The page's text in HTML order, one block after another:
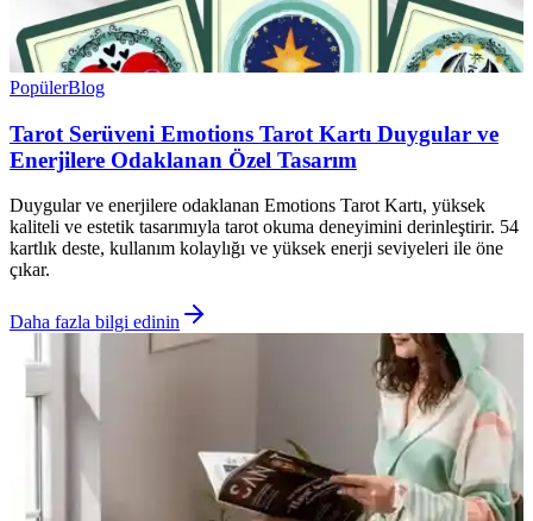
PopülerBlog
Tarot Serüveni Emotions Tarot Kartı Duygular ve
Enerjilere Odaklanan Özel Tasarım
Duygular ve enerjilere odaklanan Emotions Tarot Kartı, yüksek
kaliteli ve estetik tasarımıyla tarot okuma deneyimini derinleştirir. 54
kartlık deste, kullanım kolaylığı ve yüksek enerji seviyeleri ile öne
çıkar.
Daha fazla bilgi edinin